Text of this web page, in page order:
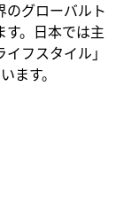
のグローバルト
す。日本では主
フスタイル」
ます。